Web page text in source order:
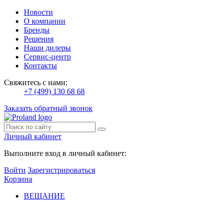
Новости
О компании
Бренды
Решения
Наши дилеры
Сервис-центр
Контакты
Свяжитесь с нами:
+7 (499) 130 68 68
Заказать обратный звонок
Личный кабинет
Выполните вход в личный кабинет:
Войти Зарегистрироваться
Корзина
ВЕЩАНИЕ